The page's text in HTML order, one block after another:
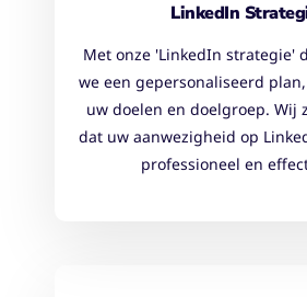
LinkedIn
Met onze 'LinkedIn strategie'
we een gepersonaliseerd
uw doelen en doelgroep. Wij
dat uw aanwezigheid op
professioneel en